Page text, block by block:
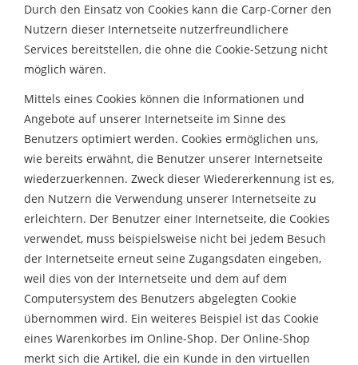
Durch den Einsatz von Cookies kann die Carp-Corner den
Nutzern dieser Internetseite nutzerfreundlichere
Services bereitstellen, die ohne die Cookie-Setzung nicht
möglich wären.
Mittels eines Cookies können die Informationen und
Angebote auf unserer Internetseite im Sinne des
Benutzers optimiert werden. Cookies ermöglichen uns,
wie bereits erwähnt, die Benutzer unserer Internetseite
wiederzuerkennen. Zweck dieser Wiedererkennung ist es,
den Nutzern die Verwendung unserer Internetseite zu
erleichtern. Der Benutzer einer Internetseite, die Cookies
verwendet, muss beispielsweise nicht bei jedem Besuch
der Internetseite erneut seine Zugangsdaten eingeben,
weil dies von der Internetseite und dem auf dem
Computersystem des Benutzers abgelegten Cookie
übernommen wird. Ein weiteres Beispiel ist das Cookie
eines Warenkorbes im Online-Shop. Der Online-Shop
merkt sich die Artikel, die ein Kunde in den virtuellen